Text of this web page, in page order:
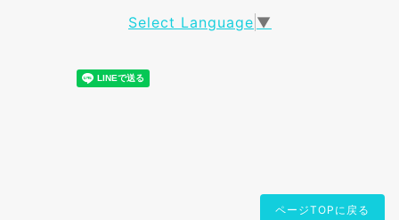
Select Language ▼
ページTOPに戻る